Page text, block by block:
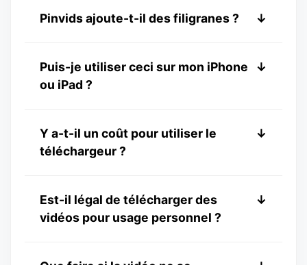
Pinvids ajoute-t-il des filigranes ? ↓
Non. Pinvids fournit des téléchargements
propres dans leur état original. Nous
n'ajoutons jamais de filigranes ou logos.
Puis-je utiliser ceci sur mon iPhone
ou iPad ?
↓
Absolument ! Pinvids est compatible mobile
et fonctionne très bien sur les appareils
iOS.
Y a-t-il un coût pour utiliser le
téléchargeur ?
↓
Non, le service est 100% gratuit sans frais
cachés.
Est-il légal de télécharger des
vidéos pour usage personnel ?
↓
Oui, télécharger du contenu pour